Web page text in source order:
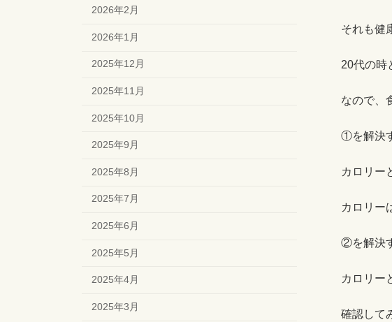
それも健
20代の時
なので、
①を解決
カロリー
カロリー
②を解決
カロリー
確認して
2026年2月
2026年1月
2025年12月
2025年11月
2025年10月
2025年9月
2025年8月
2025年7月
2025年6月
2025年5月
2025年4月
2025年3月